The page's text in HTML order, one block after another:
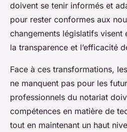
doivent se tenir informés et
pour rester conformes aux
changements législatifs visent
la transparence et l’efficacité
Face à ces transformations, les
ne manquent pas pour les
professionnels du notariat
compétences en matière de
tout en maintenant un haut